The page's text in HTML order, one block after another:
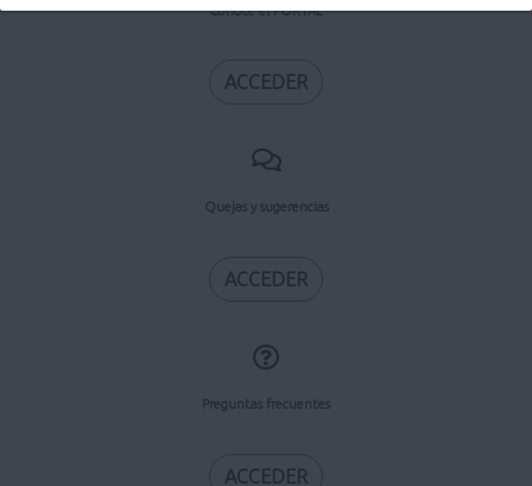
Conoce el PORTAL
ACCEDER
Quejas y sugerencias
ACCEDER
Preguntas frecuentes
ACCEDER